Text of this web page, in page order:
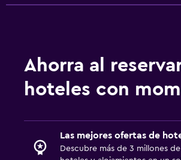
Ahorra al
hoteles con
Las mejores ofertas de
Descubre más de 3 millones